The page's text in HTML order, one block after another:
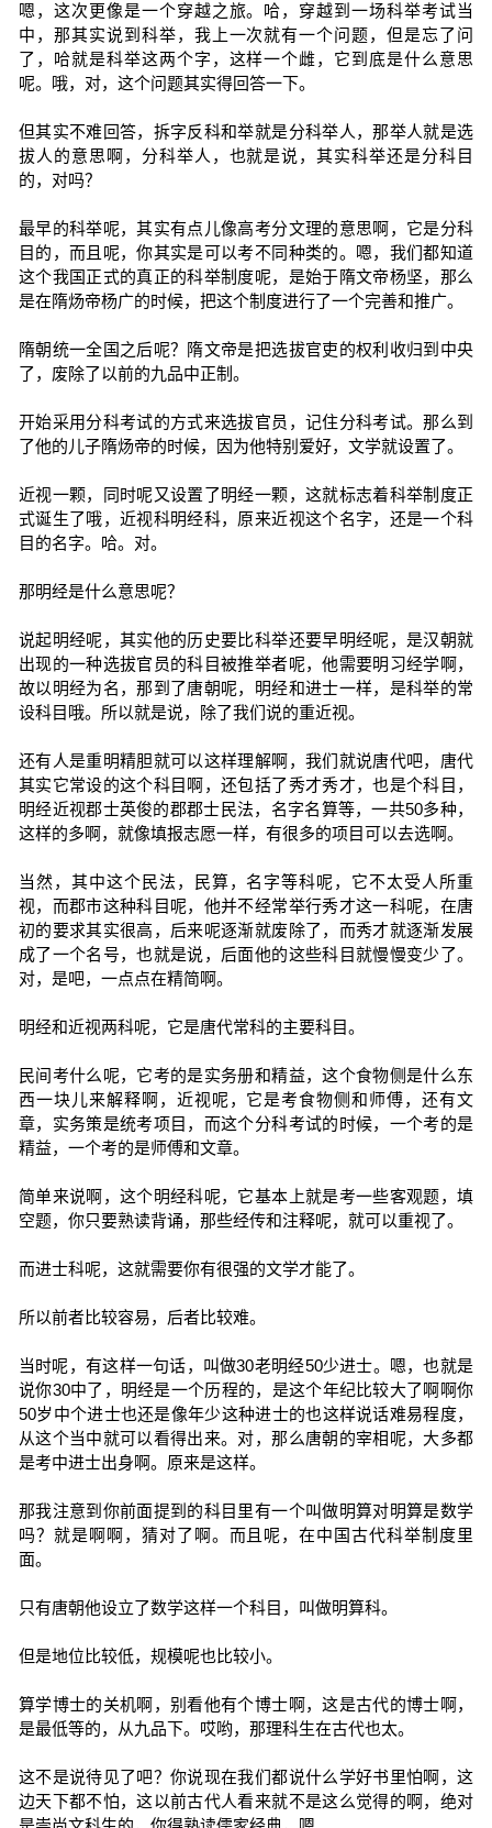
嗯，这次更像是一个穿越之旅。哈，穿越到一场科举考试当
中，那其实说到科举，我上一次就有一个问题，但是忘了问
了，哈就是科举这两个字，这样一个雌，它到底是什么意思
呢。哦，对，这个问题其实得回答一下。
但其实不难回答，拆字反科和举就是分科举人，那举人就是选
拔人的意思啊，分科举人，也就是说，其实科举还是分科目
的，对吗？
最早的科举呢，其实有点儿像高考分文理的意思啊，它是分科
目的，而且呢，你其实是可以考不同种类的。嗯，我们都知道
这个我国正式的真正的科举制度呢，是始于隋文帝杨坚，那么
是在隋炀帝杨广的时候，把这个制度进行了一个完善和推广。
隋朝统一全国之后呢？隋文帝是把选拔官吏的权利收归到中央
了，废除了以前的九品中正制。
开始采用分科考试的方式来选拔官员，记住分科考试。那么到
了他的儿子隋炀帝的时候，因为他特别爱好，文学就设置了。
近视一颗，同时呢又设置了明经一颗，这就标志着科举制度正
式诞生了哦，近视科明经科，原来近视这个名字，还是一个科
目的名字。哈。对。
那明经是什么意思呢？
说起明经呢，其实他的历史要比科举还要早明经呢，是汉朝就
出现的一种选拔官员的科目被推举者呢，他需要明习经学啊，
故以明经为名，那到了唐朝呢，明经和进士一样，是科举的常
设科目哦。所以就是说，除了我们说的重近视。
还有人是重明精胆就可以这样理解啊，我们就说唐代吧，唐代
其实它常设的这个科目啊，还包括了秀才秀才，也是个科目，
明经近视郡士英俊的郡郡士民法，名字名算等，一共50多种，
这样的多啊，就像填报志愿一样，有很多的项目可以去选啊。
当然，其中这个民法，民算，名字等科呢，它不太受人所重
视，而郡市这种科目呢，他并不经常举行秀才这一科呢，在唐
初的要求其实很高，后来呢逐渐就废除了，而秀才就逐渐发展
成了一个名号，也就是说，后面他的这些科目就慢慢变少了。
对，是吧，一点点在精简啊。
明经和近视两科呢，它是唐代常科的主要科目。
民间考什么呢，它考的是实务册和精益，这个食物侧是什么东
西一块儿来解释啊，近视呢，它是考食物侧和师傅，还有文
章，实务策是统考项目，而这个分科考试的时候，一个考的是
精益，一个考的是师傅和文章。
简单来说啊，这个明经科呢，它基本上就是考一些客观题，填
空题，你只要熟读背诵，那些经传和注释呢，就可以重视了。
而进士科呢，这就需要你有很强的文学才能了。
所以前者比较容易，后者比较难。
当时呢，有这样一句话，叫做30老明经50少进士。嗯，也就是
说你30中了，明经是一个历程的，是这个年纪比较大了啊啊你
50岁中个进士也还是像年少这种进士的也这样说话难易程度，
从这个当中就可以看得出来。对，那么唐朝的宰相呢，大多都
是考中进士出身啊。原来是这样。
那我注意到你前面提到的科目里有一个叫做明算对明算是数学
吗？就是啊啊，猜对了啊。而且呢，在中国古代科举制度里
面。
只有唐朝他设立了数学这样一个科目，叫做明算科。
但是地位比较低，规模呢也比较小。
算学博士的关机啊，别看他有个博士啊，这是古代的博士啊，
是最低等的，从九品下。哎哟，那理科生在古代也太。
这不是说待见了吧？你说现在我们都说什么学好书里怕啊，这
边天下都不怕，这以前古代人看来就不是这么觉得的啊，绝对